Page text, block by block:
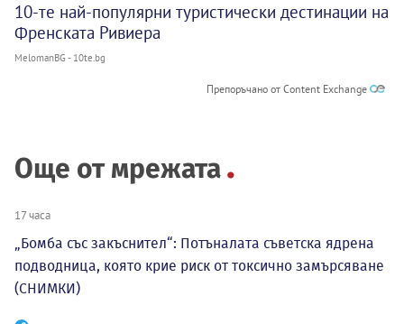
10-те най-популярни туристически дестинации на
Френската Ривиера
MelomanBG - 10te.bg
Препоръчано от Content Exchange
Още от мрежата
17 часа
„Бомба със закъснител“: Потъналата съветска ядрена
подводница, която крие риск от токсично замърсяване
(СНИМКИ)